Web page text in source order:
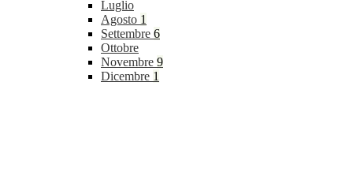
Luglio
Agosto 1
Settembre 6
Ottobre
Novembre 9
Dicembre 1